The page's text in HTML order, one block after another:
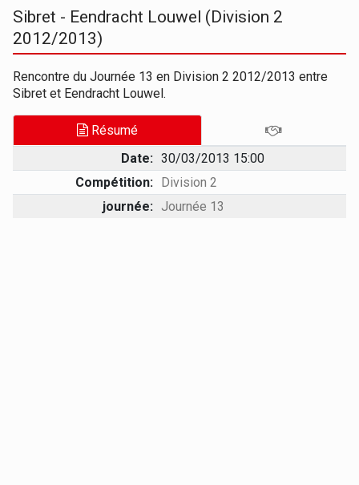
Sibret - Eendracht Louwel (Division 2
2012/2013)
Rencontre du Journée 13 en Division 2 2012/2013 entre
Sibret et Eendracht Louwel.
Résumé
Date: 30/03/2013 15:00
Compétition: Division 2
journée: Journée 13